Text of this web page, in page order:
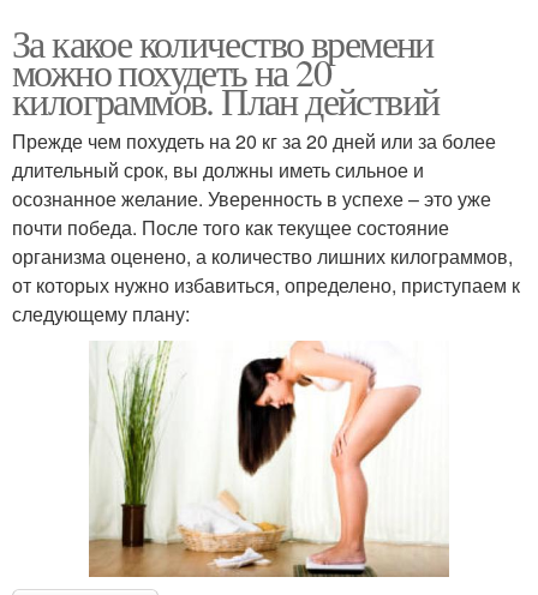
За какое количество времени
можно похудеть на 20
килограммов. План действий
Прежде чем похудеть на 20 кг за 20 дней или за более
длительный срок, вы должны иметь сильное и
осознанное желание. Уверенность в успехе – это уже
почти победа. После того как текущее состояние
организма оценено, а количество лишних килограммов,
от которых нужно избавиться, определено, приступаем к
следующему плану: